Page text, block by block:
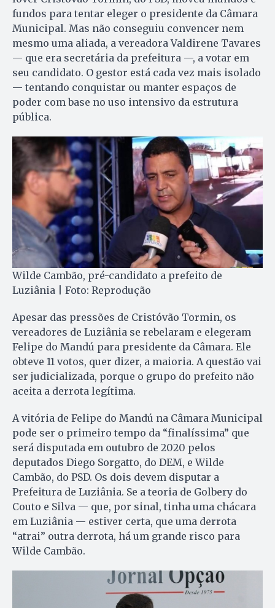
fundos para tentar eleger o presidente da Câmara
Municipal. Mas não conseguiu convencer nem
mesmo uma aliada, a vereadora Valdirene Tavares
— que era secretária da prefeitura —, a votar em
seu candidato. O gestor está cada vez mais isolado
— tentando conquistar ou manter espaços de
poder com base no uso intensivo da estrutura
pública.
Wilde Cambão, pré-candidato a prefeito de
Luziânia | Foto: Reprodução
Apesar das pressões de Cristóvão Tormin, os
vereadores de Luziânia se rebelaram e elegeram
Felipe do Mandú para presidente da Câmara. Ele
obteve 11 votos, quer dizer, a maioria. A questão vai
ser judicializada, porque o grupo do prefeito não
aceita a derrota legítima.
A vitória de Felipe do Mandú na Câmara Municipal
pode ser o primeiro tempo da “finalíssima” que
será disputada em outubro de 2020 pelos
deputados Diego Sorgatto, do DEM, e Wilde
Cambão, do PSD. Os dois devem disputar a
Prefeitura de Luziânia. Se a teoria de Golbery do
Couto e Silva — que, por sinal, tinha uma chácara
em Luziânia — estiver certa, que uma derrota
“atrai” outra derrota, há um grande risco para
Wilde Cambão.